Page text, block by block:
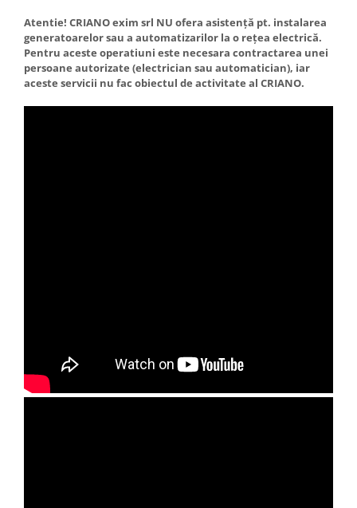
Atentie! CRIANO exim srl NU ofera asistență pt. instalarea
generatoarelor sau a automatizarilor la o rețea electrică.
Pentru aceste operatiuni este necesara contractarea unei
persoane autorizate (electrician sau automatician), iar
aceste servicii nu fac obiectul de activitate al CRIANO.